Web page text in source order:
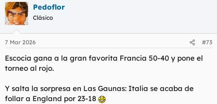
Pedoflor
Clásico
7 Mar 2026 #73
Escocia gana a la gran favorita Francia 50-40 y pone el
torneo al rojo.
Y salta la sorpresa en Las Gaunas: Italia se acaba de
follar a England por 23-18